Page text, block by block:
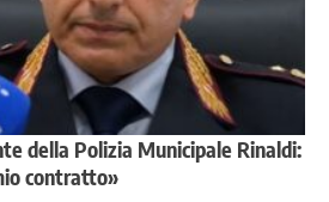
della Polizia Municipale Rinaldi:
contratto»